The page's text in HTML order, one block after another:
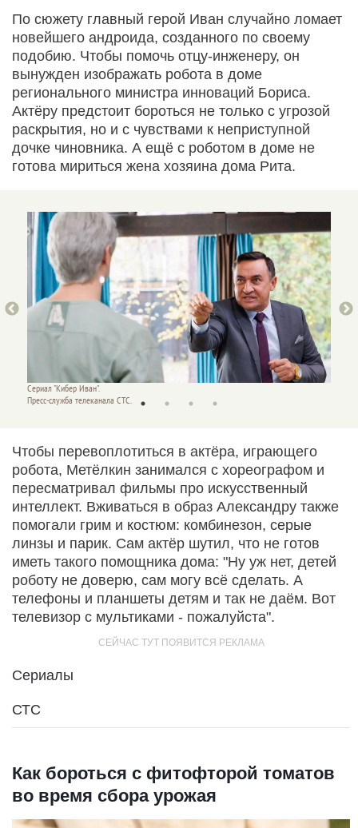
По сюжету главный герой Иван случайно ломает
новейшего андроида, созданного по своему
подобию. Чтобы помочь отцу-инженеру, он
вынужден изображать робота в доме
регионального министра инноваций Бориса.
Актёру предстоит бороться не только с угрозой
раскрытия, но и с чувствами к неприступной
дочке чиновника. А ещё с роботом в доме не
готова мириться жена хозяина дома Рита.
Сериал "Кибер Иван".
Пресс-служба телеканала СТС.
Чтобы перевоплотиться в актёра, играющего
робота, Метёлкин занимался с хореографом и
пересматривал фильмы про искусственный
интеллект. Вживаться в образ Александру также
помогали грим и костюм: комбинезон, серые
линзы и парик. Сам актёр шутил, что не готов
иметь такого помощника дома: "Ну уж нет, детей
роботу не доверю, сам могу всё сделать. А
телефоны и планшеты детям и так не даём. Вот
телевизор с мультиками - пожалуйста".
Сериалы
СТС
Как бороться с фитофторой томатов
во время сбора урожая